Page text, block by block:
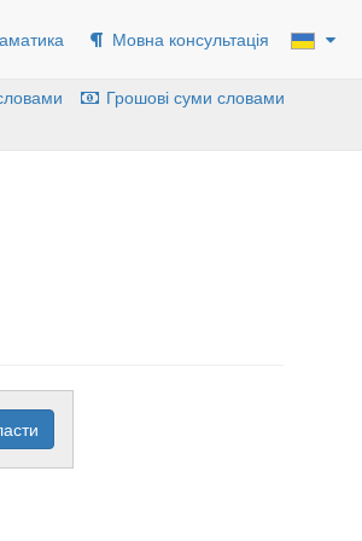
Мовна консультація
Грошові суми словами